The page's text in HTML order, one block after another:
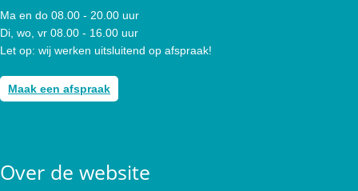
Ma en do 08.00 - 20.00 uur
Di, wo, vr 08.00 - 16.00 uur
Let op: wij werken uitsluitend op afspraak!
Maak een afspraak
Over de website